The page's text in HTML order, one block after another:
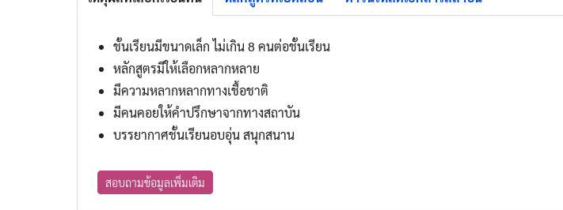
ชั้นเรียนมีขนาดเล็ก ไม่เกิน 8 คนต่อชั้นเรียน
หลักสูตรมีให้เลือกหลากหลาย
มีความหลากหลากทางเชื้อชาติ
มีคนคอยให้คำปรึกษาจากทางสถาบัน
บรรยากาศชั้นเรียนอบอุ่น สนุกสนาน
สอบถามข้อมูลเพิ่มเติม